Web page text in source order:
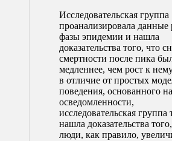
Исследовательская группа
проанализировала данные
фазы эпидемии и нашла
доказательства того, что
смертности после пика
медленнее, чем рост к
в отличие от простых
поведения, основанного на
осведомленности,
исследовательская группа
нашла доказательства
люди, как правило,